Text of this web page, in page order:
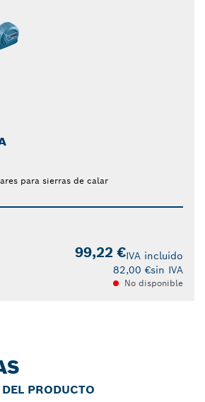
para sierras de calar
99,22 €IVA incluido
82,00 €sin IVA
No disponible
PRODUCTO